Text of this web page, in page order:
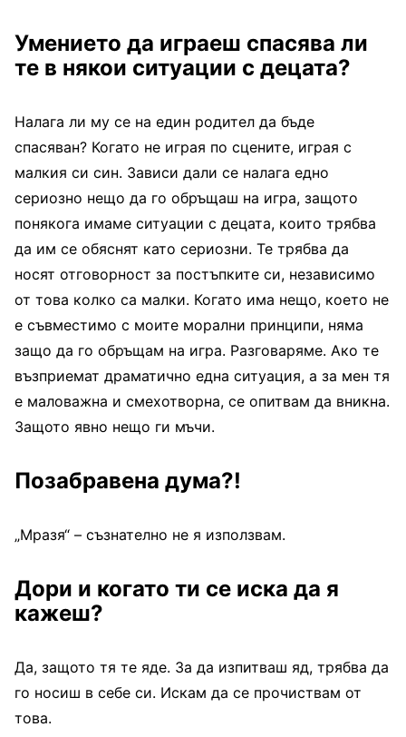
Умението да играеш спасява ли
те в някои ситуации с децата?
Налага ли му се на един родител да бъде
спасяван? Когато не играя по сцените, играя с
малкия си син. Зависи дали се налага едно
сериозно нещо да го обръщаш на игра, защото
понякога имаме ситуации с децата, които трябва
да им се обяснят като сериозни. Те трябва да
носят отговорност за постъпките си, независимо
от това колко са малки. Когато има нещо, което не
е съвместимо с моите морални принципи, няма
защо да го обръщам на игра. Разговаряме. Ако те
възприемат драматично една ситуация, а за мен тя
е маловажна и смехотворна, се опитвам да вникна.
Защото явно нещо ги мъчи.
Позабравена дума?!
„Мразя“ – съзнателно не я използвам.
Дори и когато ти се иска да я
кажеш?
Да, защото тя те яде. За да изпитваш яд, трябва да
го носиш в себе си. Искам да се прочиствам от
това.